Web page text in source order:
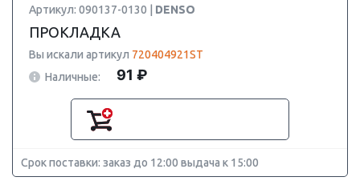
Артикул: 090137-0130 | DENSO
ПРОКЛАДКА
Вы искали артикул 720404921ST
Наличные:
91 ₽
Срок поставки: заказ до 12:00 выдача к 15:00